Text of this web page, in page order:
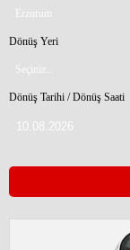
Erzurum
Dönüş Yeri
Seçiniz...
Dönüş Tarihi / Dönüş Saati
FORD
Dizel/ Manuel